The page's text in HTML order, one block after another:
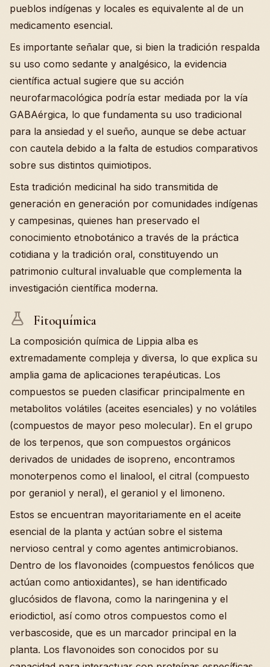
pueblos indígenas y locales es equivalente al de un
medicamento esencial.
Es importante señalar que, si bien la tradición respalda
su uso como sedante y analgésico, la evidencia
científica actual sugiere que su acción
neurofarmacológica podría estar mediada por la vía
GABAérgica, lo que fundamenta su uso tradicional
para la ansiedad y el sueño, aunque se debe actuar
con cautela debido a la falta de estudios comparativos
sobre sus distintos quimiotipos.
Esta tradición medicinal ha sido transmitida de
generación en generación por comunidades indígenas
y campesinas, quienes han preservado el
conocimiento etnobotánico a través de la práctica
cotidiana y la tradición oral, constituyendo un
patrimonio cultural invaluable que complementa la
investigación científica moderna.
Fitoquímica
La composición química de Lippia alba es
extremadamente compleja y diversa, lo que explica su
amplia gama de aplicaciones terapéuticas. Los
compuestos se pueden clasificar principalmente en
metabolitos volátiles (aceites esenciales) y no volátiles
(compuestos de mayor peso molecular). En el grupo
de los terpenos, que son compuestos orgánicos
derivados de unidades de isopreno, encontramos
monoterpenos como el linalool, el citral (compuesto
por geraniol y neral), el geraniol y el limoneno.
Estos se encuentran mayoritariamente en el aceite
esencial de la planta y actúan sobre el sistema
nervioso central y como agentes antimicrobianos.
Dentro de los flavonoides (compuestos fenólicos que
actúan como antioxidantes), se han identificado
glucósidos de flavona, como la naringenina y el
eriodictiol, así como otros compuestos como el
verbascoside, que es un marcador principal en la
planta. Los flavonoides son conocidos por su